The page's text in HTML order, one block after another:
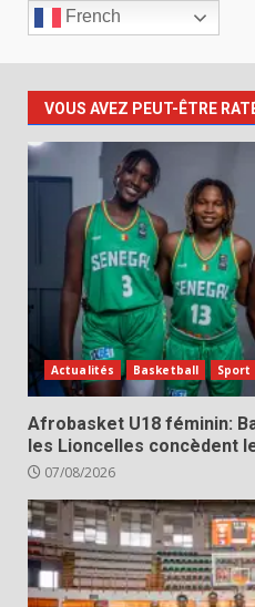
French
VOUS AVEZ PEUT-ÊTRE
Actualités Basketball Sport
Afrobasket U18 féminin:
les Lioncelles concèdent
07/08/2026